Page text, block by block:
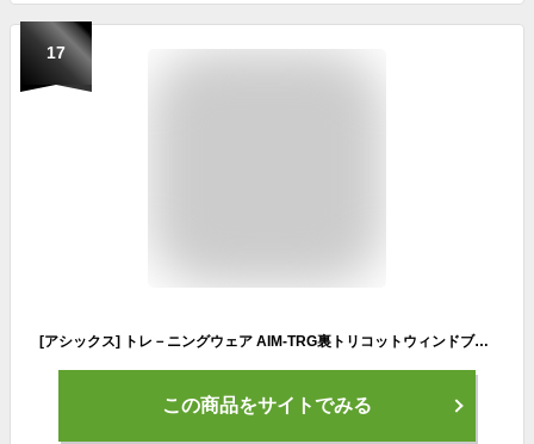
17
[アシックス] トレ－ニングウェア AIM-TRG裏トリコットウィンドブレーカージャケット 2032D068 レディース ブリリアントホワイト L
この商品をサイトでみる